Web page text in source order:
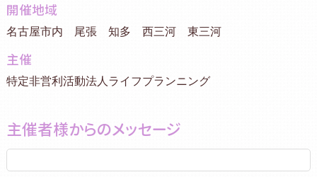
開催地域
名古屋市内 尾張 知多 西三河 東三河
主催
特定非営利活動法人ライフプランニング
主催者様からのメッセージ